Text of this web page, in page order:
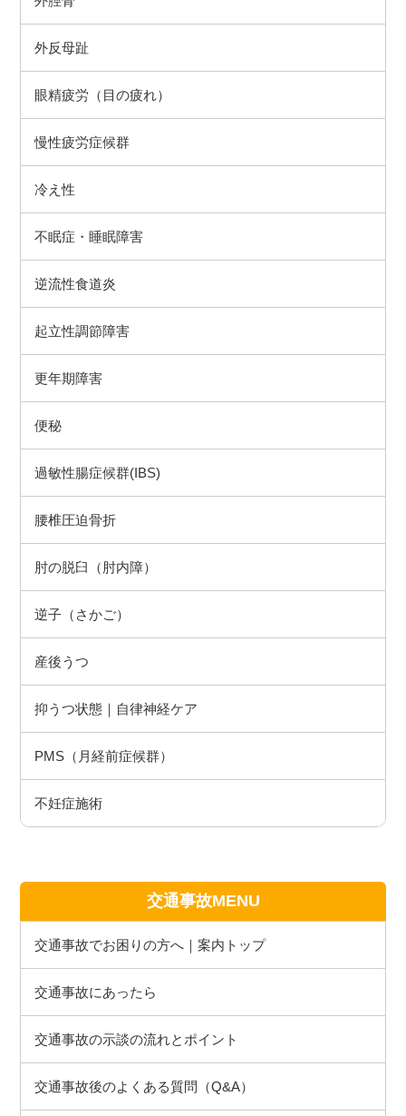
外反母趾
眼精疲労（目の疲れ）
慢性疲労症候群
冷え性
不眠症・睡眠障害
逆流性食道炎
起立性調節障害
更年期障害
便秘
過敏性腸症候群(IBS)
腰椎圧迫骨折
肘の脱臼（肘内障）
逆子（さかご）
産後うつ
抑うつ状態｜自律神経ケア
PMS（月経前症候群）
不妊症施術
交通事故MENU
交通事故でお困りの方へ｜案内トップ
交通事故にあったら
交通事故の示談の流れとポイント
交通事故後のよくある質問（Q&A）